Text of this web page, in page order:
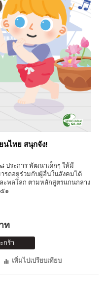
นไทย สนุกจัง!
ระการ พัฒนาเด็กๆ ให้มี
รถอยู่ร่วมกับผู้อื่นในสังคมได้
ะพลโลก ตามหลักสูตรแกนกลาง
๑
ท
กร้า
เพิ่มไปเปรียบเทียบ